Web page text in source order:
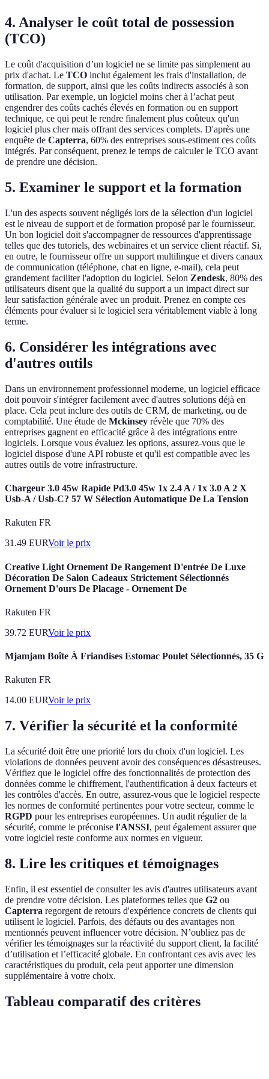
4. Analyser le coût total de possession
(TCO)
Le coût d'acquisition d’un logiciel ne se limite pas simplement au
prix d'achat. Le TCO inclut également les frais d'installation, de
formation, de support, ainsi que les coûts indirects associés à son
utilisation. Par exemple, un logiciel moins cher à l’achat peut
engendrer des coûts cachés élevés en formation ou en support
technique, ce qui peut le rendre finalement plus coûteux qu'un
logiciel plus cher mais offrant des services complets. D'après une
enquête de Capterra, 60% des entreprises sous-estiment ces coûts
intégrés. Par conséquent, prenez le temps de calculer le TCO avant
de prendre une décision.
5. Examiner le support et la formation
L'un des aspects souvent négligés lors de la sélection d'un logiciel
est le niveau de support et de formation proposé par le fournisseur.
Un bon logiciel doit s'accompagner de ressources d'apprentissage
telles que des tutoriels, des webinaires et un service client réactif. Si,
en outre, le fournisseur offre un support multilingue et divers canaux
de communication (téléphone, chat en ligne, e-mail), cela peut
grandement faciliter l'adoption du logiciel. Selon Zendesk, 80% des
utilisateurs disent que la qualité du support a un impact direct sur
leur satisfaction générale avec un produit. Prenez en compte ces
éléments pour évaluer si le logiciel sera véritablement viable à long
terme.
6. Considérer les intégrations avec
d'autres outils
Dans un environnement professionnel moderne, un logiciel efficace
doit pouvoir s'intégrer facilement avec d'autres solutions déjà en
place. Cela peut inclure des outils de CRM, de marketing, ou de
comptabilité. Une étude de Mckinsey révèle que 70% des
entreprises gagnent en efficacité grâce à des intégrations entre
logiciels. Lorsque vous évaluez les options, assurez-vous que le
logiciel dispose d'une API robuste et qu'il est compatible avec les
autres outils de votre infrastructure.
Chargeur 3.0 45w Rapide Pd3.0 45w 1x 2.4 A / 1x 3.0 A 2 X
Usb-A / Usb-C? 57 W Sélection Automatique De La Tension
Rakuten FR
31.49 EURVoir le prix
Creative Light Ornement De Rangement D'entrée De Luxe
Décoration De Salon Cadeaux Strictement Sélectionnés
Ornement D'ours De Placage - Ornement De
Rakuten FR
39.72 EURVoir le prix
Mjamjam Boîte À Friandises Estomac Poulet Sélectionnés, 35 G
Rakuten FR
14.00 EURVoir le prix
7. Vérifier la sécurité et la conformité
La sécurité doit être une priorité lors du choix d'un logiciel. Les
violations de données peuvent avoir des conséquences désastreuses.
Vérifiez que le logiciel offre des fonctionnalités de protection des
données comme le chiffrement, l'authentification à deux facteurs et
les contrôles d'accès. En outre, assurez-vous que le logiciel respecte
les normes de conformité pertinentes pour votre secteur, comme le
RGPD pour les entreprises européennes. Un audit régulier de la
sécurité, comme le préconise l'ANSSI, peut également assurer que
votre logiciel reste conforme aux normes en vigueur.
8. Lire les critiques et témoignages
Enfin, il est essentiel de consulter les avis d'autres utilisateurs avant
de prendre votre décision. Les plateformes telles que G2 ou
Capterra regorgent de retours d'expérience concrets de clients qui
utilisent le logiciel. Parfois, des défauts ou des avantages non
mentionnés peuvent influencer votre décision. N’oubliez pas de
vérifier les témoignages sur la réactivité du support client, la facilité
d’utilisation et l’efficacité globale. En confrontant ces avis avec les
caractéristiques du produit, cela peut apporter une dimension
supplémentaire à votre choix.
Tableau comparatif des critères